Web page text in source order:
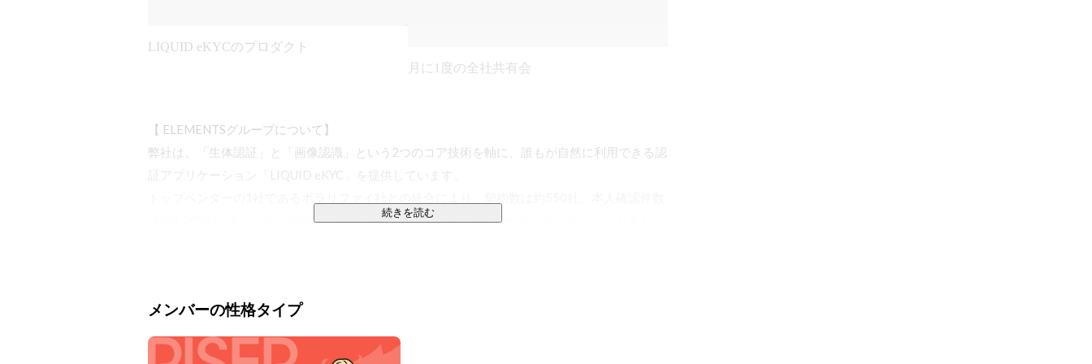
LIQUID eKYCのプロダクト
月に1度の全社共有会
【 ELEMENTSグループについて】
弊社は、「生体認証」と「画像認識」という2つのコア技術を軸に、誰もが自然に利用できる認
証アプリケーション「LIQUID eKYC」を提供しています。
は約1.3億件に達し、多くの国民に利用される、社会にとって欠かせないサービスとなりまし
術を活用し、新規事業として、まだ世にない未来のインフラを次々に創造し続けています。
■広報まとめページ（Contents List）：https://elements-career.notion.site/contentslist
続きを読む
メンバーの性格タイプ